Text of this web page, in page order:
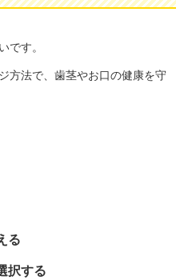
です。
方法で、歯茎やお口の健康を守
る
択する